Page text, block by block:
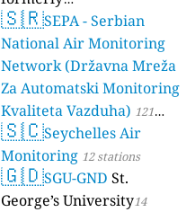
luftdaten.info35819 stations
🇸🇷SEPA - Serbian
National Air Monitoring
Network (Državna Mreža
Za Automatski Monitoring
Kvaliteta Vazduha) 121
stations
🇸🇨Seychelles Air
Monitoring 12 stations
🇬🇩SGU-GND St.
George’s University14